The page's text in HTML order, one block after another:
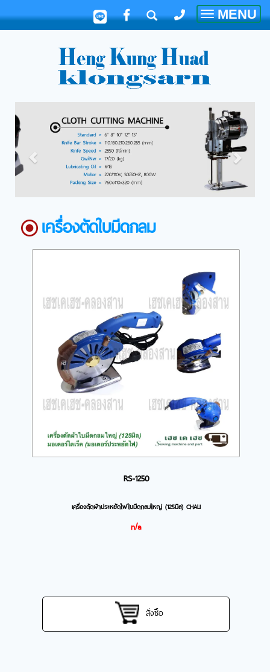
Toggle
MENU
เครื่องตัดใบมีดกลม
RS-1250
เครื่องตัดผ้าประหยัดไฟใบมีดกลมใหญ่ (125มิล) CHALI
n/a
สั่งซื้อ